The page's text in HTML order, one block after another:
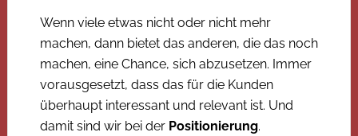
Wenn viele etwas nicht oder nicht mehr
machen, dann bietet das anderen, die das noch
machen, eine Chance, sich abzusetzen. Immer
vorausgesetzt, dass das für die Kunden
überhaupt interessant und relevant ist. Und
damit sind wir bei der Positionierung.